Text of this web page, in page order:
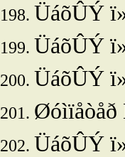
ÜáõÛÝ
ÜáõÛÝ
ÜáõÛÝ
Øóìïåòåð
ÜáõÛÝ